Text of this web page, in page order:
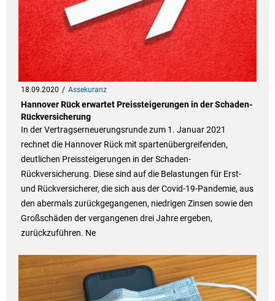
18.09.2020 Assekuranz
Hannover Rück erwartet Preissteigerungen in der Schaden-
Rückversicherung
In der Vertragserneuerungsrunde zum 1. Januar 2021
rechnet die Hannover Rück mit spartenübergreifenden,
deutlichen Preissteigerungen in der Schaden-
Rückversicherung. Diese sind auf die Belastungen für Erst-
und Rückversicherer, die sich aus der Covid-19-Pandemie, aus
den abermals zurückgegangenen, niedrigen Zinsen sowie den
Großschäden der vergangenen drei Jahre ergeben,
zurückzuführen. Ne